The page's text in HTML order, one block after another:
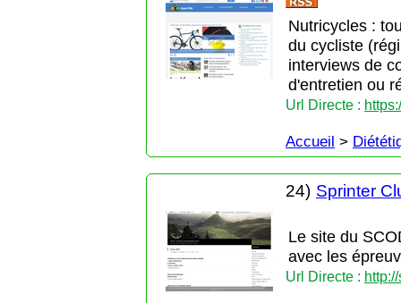
Nutricycles :
du cycliste
interviews de
d'entretien ou
Url Directe :
Accueil >
24) Sprinter
Le site du
avec les
Url Directe :